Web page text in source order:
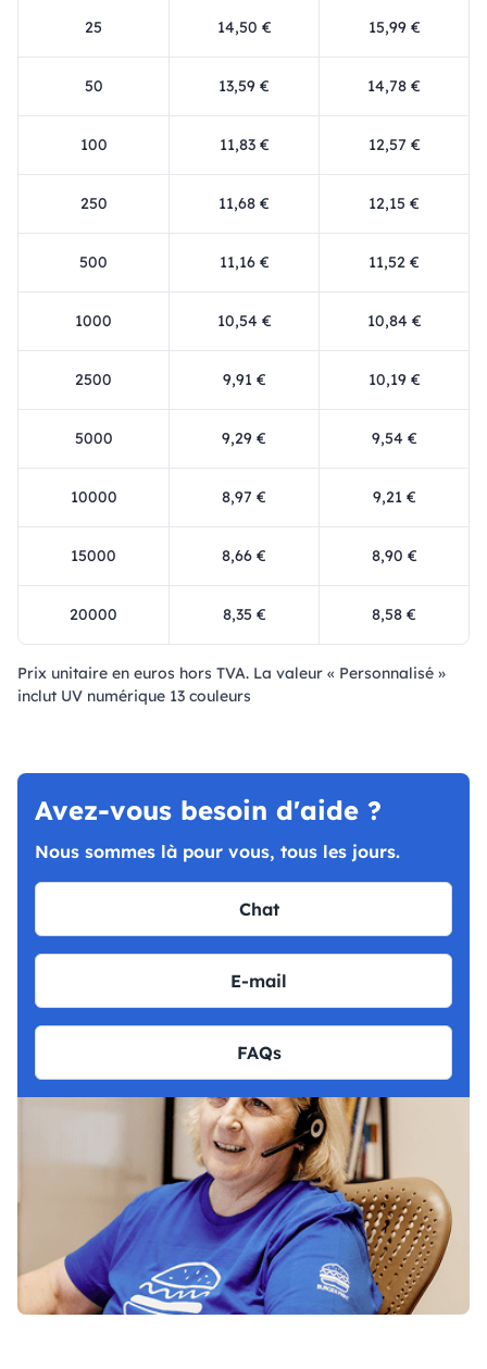
25 14,50 € 15,99 €
50 13,59 € 14,78 €
100 11,83 € 12,57 €
250 11,68 € 12,15 €
500 11,16 € 11,52 €
1000 10,54 € 10,84 €
2500 9,91 € 10,19 €
5000 9,29 € 9,54 €
10000 8,97 € 9,21 €
15000 8,66 € 8,90 €
20000 8,35 € 8,58 €
Prix ​​unitaire en euros hors TVA. La valeur « Personnalisé »
inclut UV numérique 13 couleurs
Avez-vous besoin d'aide ?
Nous sommes là pour vous, tous les jours.
Chat
E-mail
FAQs